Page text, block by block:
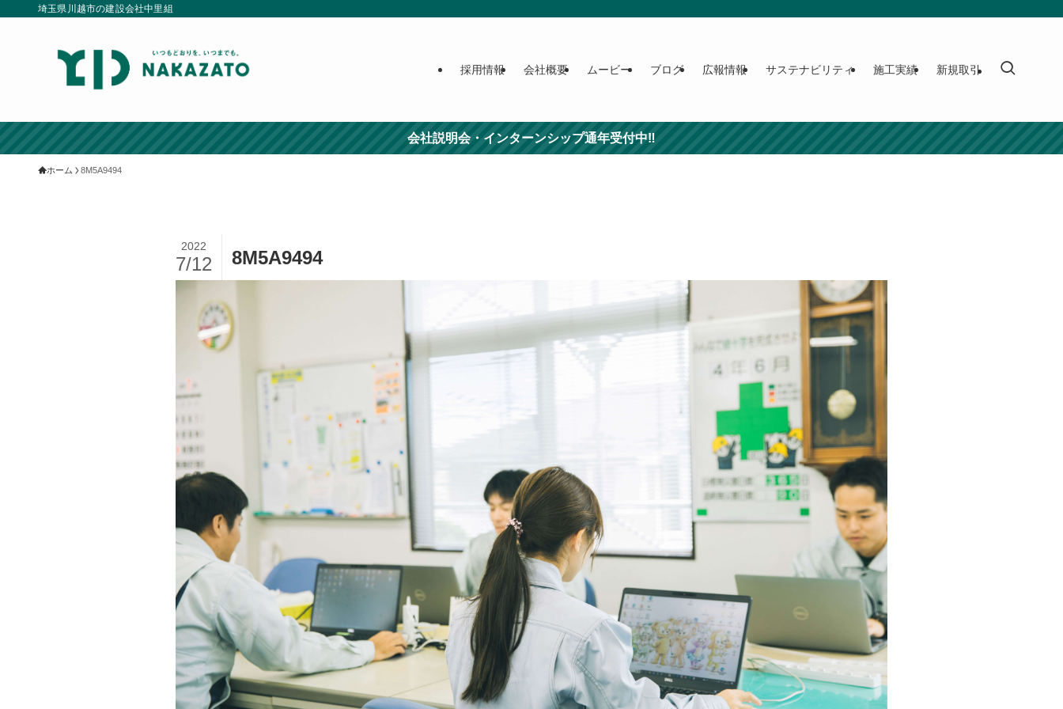
埼玉県川越市の建設会社中里組
採用情報 会社概要 ムービー ブログ 広報情報 サステナビリティ 施工実績 新規取引
会社説明会・インターンシップ通年受付中‼
ホーム 8M5A9494
8M5A9494
2022
7/12